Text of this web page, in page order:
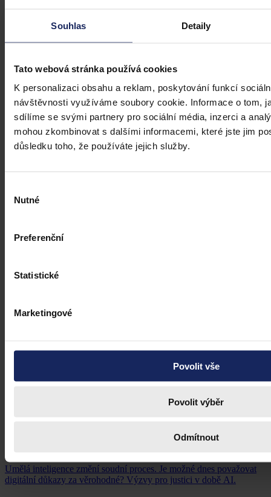
Souhlas Detaily
Tato webová stránka používá cookies
K personalizaci obsahu a reklam, poskytování funkcí
návštěvnosti využíváme soubory cookie. Informace o tom,
sdílíme se svými partnery pro sociální média, inzerci a
mohou zkombinovat s dalšími informacemi, které jste jim
důsledku toho, že používáte jejich služby.
souhlasu
Nutné
Preferenční
Statistické
Marketingové
Povolit vše
Povolit výběr
Odmítnout
Tento článek shrnuje nedávný rozsudek Evropského soudu pro
lidská práva (ESLP) v kauze Mortensen proti Dánsku, který může
sehrát roli v dalším řešení obdobných případů na ochranu osobnosti,
zejména pokud se jedná o působení na sociálních sítích,
předchozího jednání poškozeného a reálných základů pro hodnotící
úsudek.
Kolektiv autorů • 3. srpna 2026, 07:37
Umělá inteligence změní soudní proces. Je možné dnes považovat
digitální důkazy za věrohodné? Výzvy pro justici v době AI.